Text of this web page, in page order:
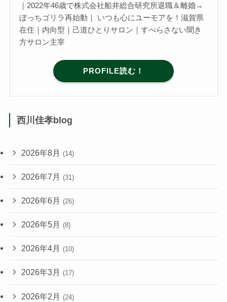
｜2022年46歳で株式会社船井総合研究所退職＆離婚→
ぼっちゴリラ再始動｜ いつも心にユーモアを！滋賀県
在住｜内向型｜己道ひとりサロン｜すべらさない聞き
方サロン主宰
PROFILE読む！
西川佳孝blog
2026年8月 (14)
2026年7月 (31)
2026年6月 (26)
2026年5月 (8)
2026年4月 (10)
2026年3月 (17)
2026年2月 (24)